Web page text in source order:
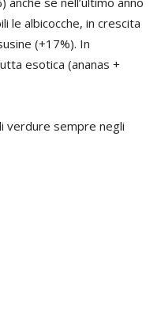
le albicocche, in crescita
(+17%). In
esotica (ananas +
verdure sempre negli